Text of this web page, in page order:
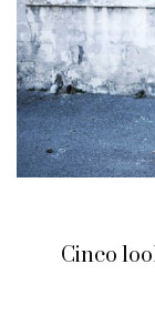
Cinco